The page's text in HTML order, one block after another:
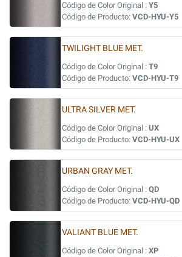
Código de Color Original : Y5
Código de Producto: VCD-HYU-Y5
TWILIGHT BLUE MET.
Código de Color Original : T9
Código de Producto: VCD-HYU-T9
ULTRA SILVER MET.
Código de Color Original : UX
Código de Producto: VCD-HYU-UX
URBAN GRAY MET.
Código de Color Original : QD
Código de Producto: VCD-HYU-QD
VALIANT BLUE MET.
Código de Color Original : XP